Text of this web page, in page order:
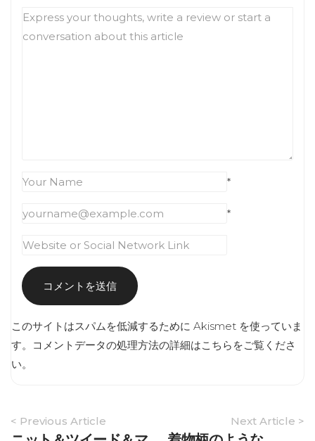
*
*
このサイトはスパムを低減するために Akismet を使っていま
す。
コメントデータの処理方法の詳細はこちらをご覧くださ
い。
Article
Navigation
< Previous Article Next Article >